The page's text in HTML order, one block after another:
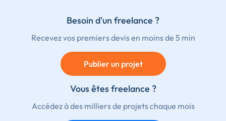
Besoin d'un freelance ?
Recevez vos premiers devis en moins de 5 min
Publier un projet
Vous êtes freelance ?
Accédez à des milliers de projets chaque mois